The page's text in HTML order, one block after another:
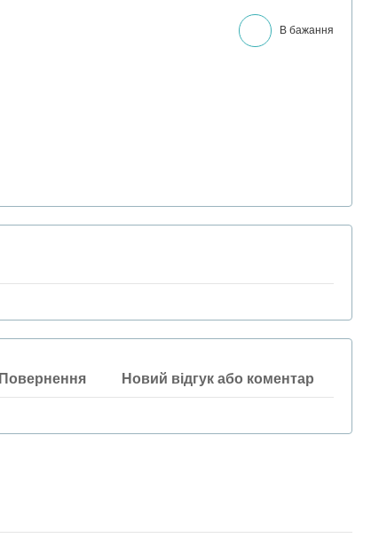
В бажання
Повернення Новий відгук або коментар